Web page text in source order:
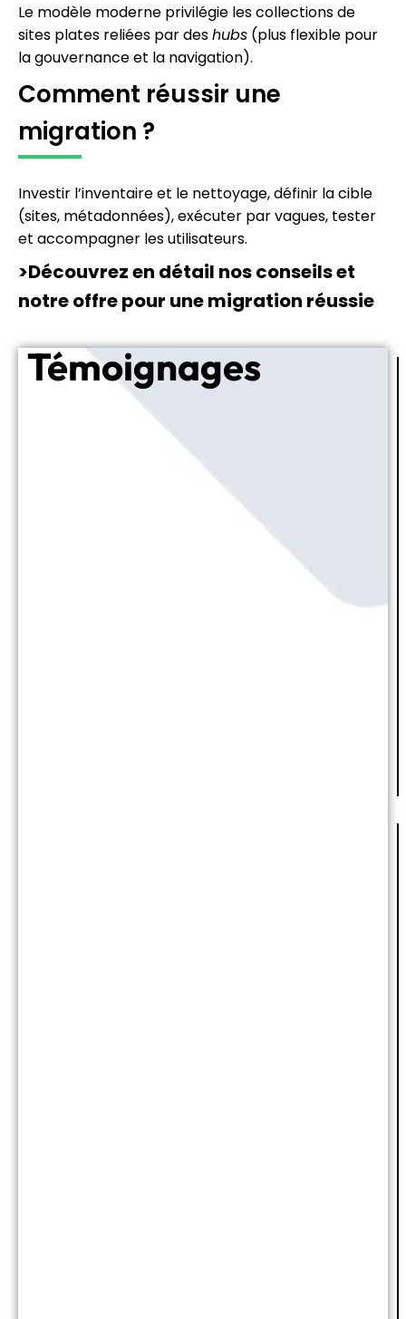
Le modèle moderne privilégie les collections de
sites plates reliées par deshubs (plus flexible pour
la gouvernance et la navigation).
Comment réussir une
migration ?
Investir l’inventaire et le nettoyage, définir la cible
(sites, métadonnées), exécuter par vagues, tester
et accompagner les utilisateurs.
>Découvrez en détail nos conseils et
notre offre pour une migration réussie
Témoignages